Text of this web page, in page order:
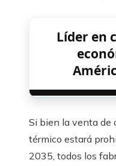
Líder en
Si bien la venta de
térmico estará
2035, todos los